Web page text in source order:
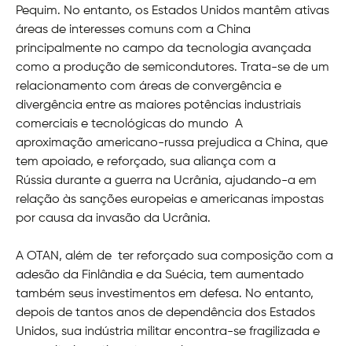
Pequim. No entanto, os Estados Unidos mantêm ativas
áreas de interesses comuns com a China
principalmente no campo da tecnologia avançada
como a produção de semicondutores. Trata-se de um
relacionamento com áreas de convergência e
divergência entre as maiores potências industriais
comerciais e tecnológicas do mundo A
aproximação americano-russa prejudica a China, que
tem apoiado, e reforçado, sua aliança com a
Rússia durante a guerra na Ucrânia, ajudando-a em
relação às sanções europeias e americanas impostas
por causa da invasão da Ucrânia.
A OTAN, além de ter reforçado sua composição com a
adesão da Finlândia e da Suécia, tem aumentado
também seus investimentos em defesa. No entanto,
depois de tantos anos de dependência dos Estados
Unidos, sua indústria militar encontra-se fragilizada e